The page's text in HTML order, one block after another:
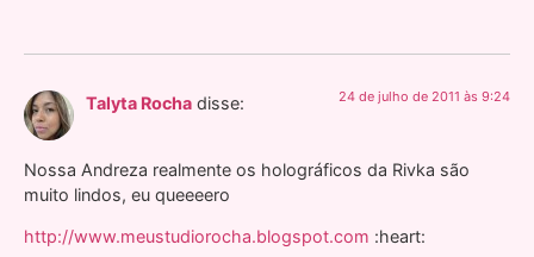
Talyta Rocha disse: 24 de julho de 2011 às 9:24
Nossa Andreza realmente os holográficos da Rivka são
muito lindos, eu queeeero
http://www.meustudiorocha.blogspot.com :heart: